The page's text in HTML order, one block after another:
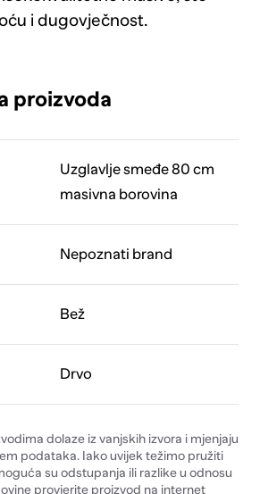
i dugovječnost.
proizvoda
Uzglavlje smeđe 80 cm
masivna borovina
Nepoznati brand
Bež
Drvo
dolaze iz vanjskih izvora i mjenjaju
podataka. Iako uvijek težimo pružiti
su odstupanja ili razlike u odnosu
provjerite proizvod na internet